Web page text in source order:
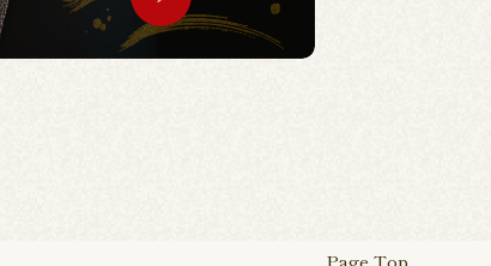
Page Top